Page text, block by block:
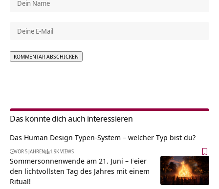
Das könnte dich auch interessieren
Das Human Design Typen-System – welcher Typ bist du?
VOR 5 JAHREN 1.9K VIEWS
Sommersonnenwende am 21. Juni – Feier
den lichtvollsten Tag des Jahres mit einem
Ritual!